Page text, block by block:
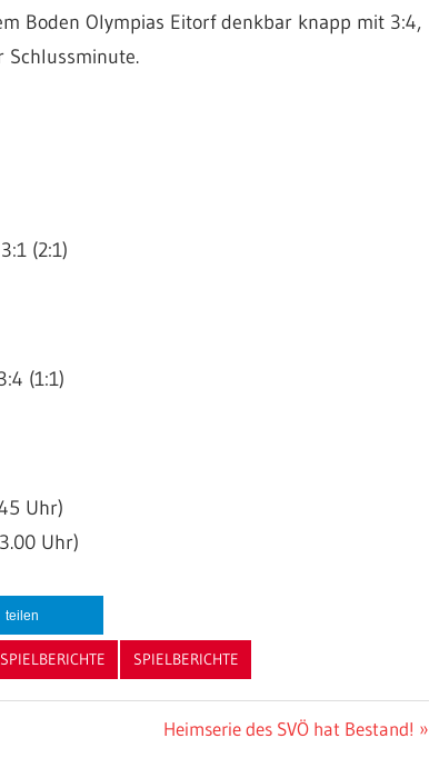
Boden Olympias Eitorf denkbar knapp mit 3:4,
Schlussminute.
(2:1)
(1:1)
Uhr)
Uhr)
teilen
SPIELBERICHTE SPIELBERICHTE
Nächster
Heimserie des SVÖ hat Bestand!